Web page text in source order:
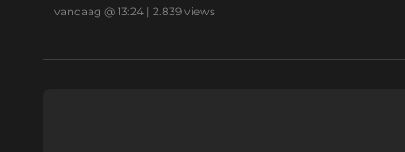
vandaag @ 13:24 | 2.839 views